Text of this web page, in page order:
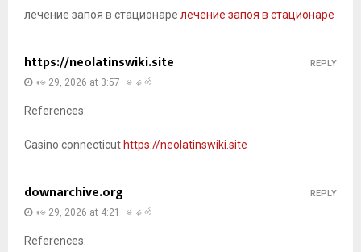
лечение запоя в стационаре лечение запоя в стационаре
https://neolatinswiki.site
မေ 29, 2026 at 3:57 မနက်
References:
Casino connecticut https://neolatinswiki.site
REPLY
downarchive.org
မေ 29, 2026 at 4:21 မနက်
References:
REPLY